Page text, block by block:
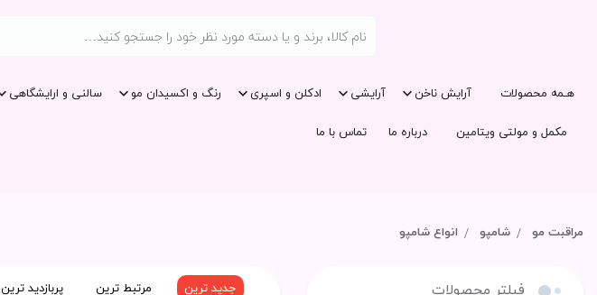
هـمه محصولات آرایش ناخن آرایشی ادکلن و اسپری رنگ و اکسیدان مو سالنی و ارایشگاهی
مکمل و مولتی ویتامین
درباره ما تماس با ما
مراقبت مو شامپو انواع شامپو
فیلتر محصولات جدید ترین مرتبط ترین پربازدید ترین